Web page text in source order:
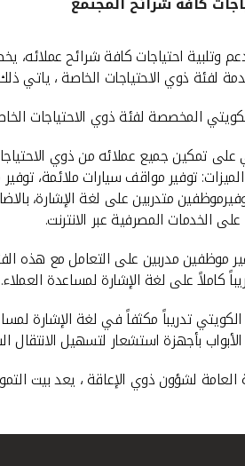
وتلبية احتياجات كافة شرائح
لفئة ذوي الاحتياجات الخاصة ، ياتي
المخصصة لفئة ذوي الاحتياجات
على تمكين جميع عملائه من ذوي
توفير مواقف سيارات ملائمة،
الخدمات المصرفية عبر الانترنت.
مدربين على التعامل مع هذه
كاملاً على لغة الإشارة لمساعدة العملاء.
تدريباً مكثفاً في لغة الإشارة
بأجهزة استشعار لتسهيل
العامة لشؤون ذوي الإعاقة ، يعد بيت